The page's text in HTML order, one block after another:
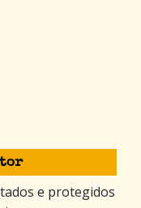
e protegidos